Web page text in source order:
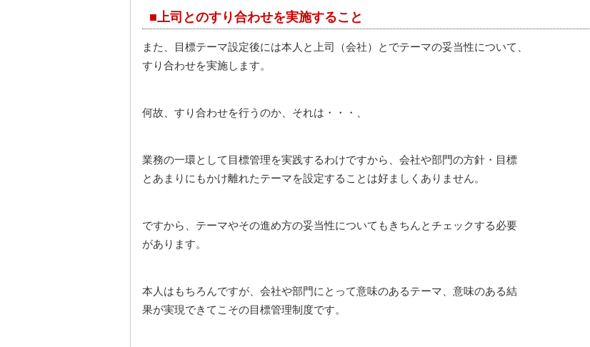
■上司とのすり合わせを実施すること
また、目標テーマ設定後には本人と上司（会社）とでテーマの妥当性について、
すり合わせを実施します。
何故、すり合わせを行うのか、それは・・・、
業務の一環として目標管理を実践するわけですから、会社や部門の方針・目標
とあまりにもかけ離れたテーマを設定することは好ましくありません。
ですから、テーマやその進め方の妥当性についてもきちんとチェックする必要
があります。
本人はもちろんですが、会社や部門にとって意味のあるテーマ、意味のある結
果が実現できてこその目標管理制度です。